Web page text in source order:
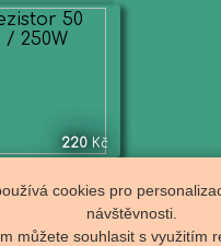
220 Kč
cookies pro
návštěvnosti.
můžete souhlasit s využitím